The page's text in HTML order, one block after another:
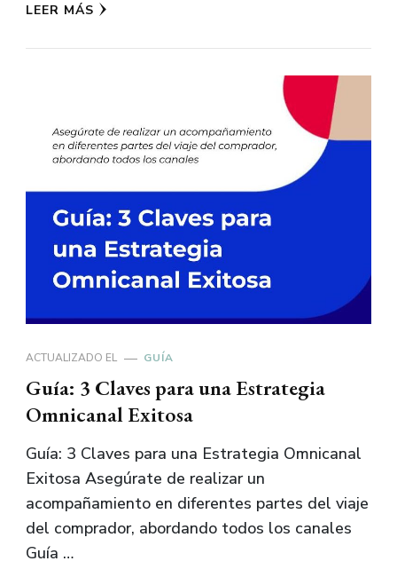
LEER MÁS
ACTUALIZADO EL GUÍA
Guía: 3 Claves para una Estrategia
Omnicanal Exitosa
Guía: 3 Claves para una Estrategia Omnicanal
Exitosa Asegúrate de realizar un
acompañamiento en diferentes partes del viaje
del comprador, abordando todos los canales
Guía …